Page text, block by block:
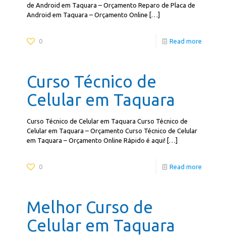
de Android em Taquara – Orçamento Reparo de Placa de
Android em Taquara – Orçamento Online […]
0 Read more
Curso Técnico de
Celular em Taquara
Curso Técnico de Celular em Taquara Curso Técnico de
Celular em Taquara – Orçamento Curso Técnico de Celular
em Taquara – Orçamento Online Rápido é aqui! […]
0 Read more
Melhor Curso de
Celular em Taquara